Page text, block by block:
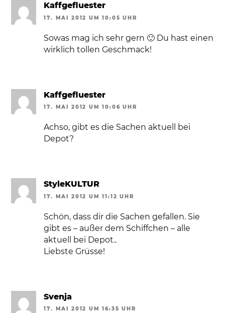
Kaffgefluester
17. MAI 2012 UM 10:05 UHR
Sowas mag ich sehr gern 🙂 Du hast einen
wirklich tollen Geschmack!
Kaffgefluester
17. MAI 2012 UM 10:06 UHR
Achso, gibt es die Sachen aktuell bei
Depot?
StyleKULTUR
17. MAI 2012 UM 11:12 UHR
Schön, dass dir die Sachen gefallen. Sie
gibt es – außer dem Schiffchen – alle
aktuell bei Depot..
Liebste Grüsse!
Svenja
17. MAI 2012 UM 16:35 UHR